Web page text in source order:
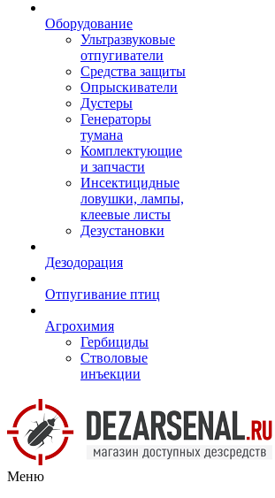
Оборудование
Ультразвуковые
отпугиватели
Средства защиты
Опрыскиватели
Дустеры
Генераторы
тумана
Комплектующие
и запчасти
Инсектицидные
ловушки, лампы,
клеевые листы
Дезустановки
Дезодорация
Отпугивание птиц
Агрохимия
Гербициды
Стволовые
инъекции
Меню